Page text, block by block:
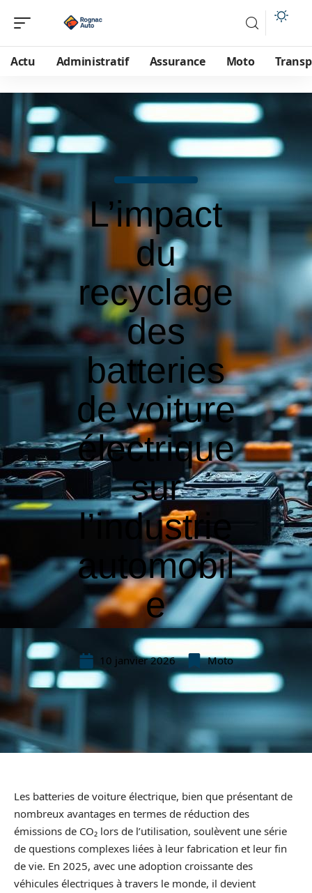
Actu Administratif Assurance Moto
L’impact
du
recyclage
des
batteries
de voiture
électrique
sur
l’industrie
automobil
e
10 janvier 2026 Moto
Les batteries de voiture électrique, bien que présentant de
nombreux avantages en termes de réduction des
émissions de CO₂ lors de l’utilisation, soulèvent une série
de questions complexes liées à leur fabrication et leur fin
de vie. En 2025, avec une adoption croissante des
véhicules électriques à travers le monde, il devient